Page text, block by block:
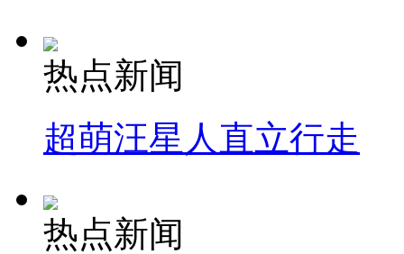
热点新闻
超萌汪星人直立行走
热点新闻